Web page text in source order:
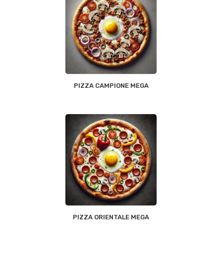
PIZZA CAMPIONE MEGA
PIZZA ORIENTALE MEGA